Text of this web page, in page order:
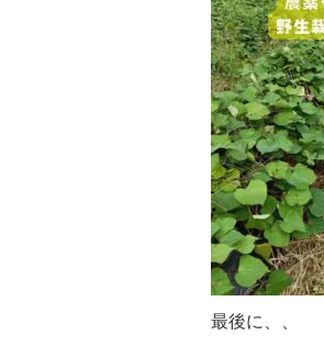
最後に、、